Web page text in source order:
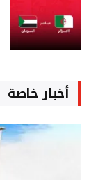
أخبار خاصة